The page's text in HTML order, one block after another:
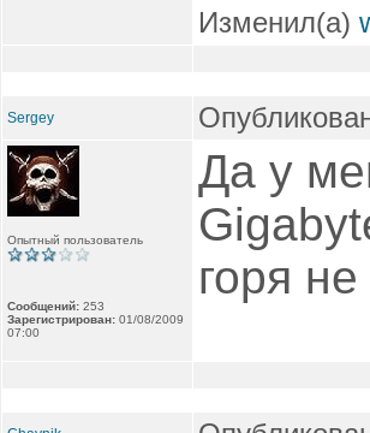
Изменил(а)
Sergey
Опытный пользователь
Сообщений: 253
Зарегистрирован: 01/08/2009
07:00
Да у
горя